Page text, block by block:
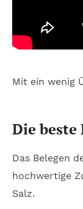
Mit ein wenig
Die
Das Belegen
hochwertige
Salz.